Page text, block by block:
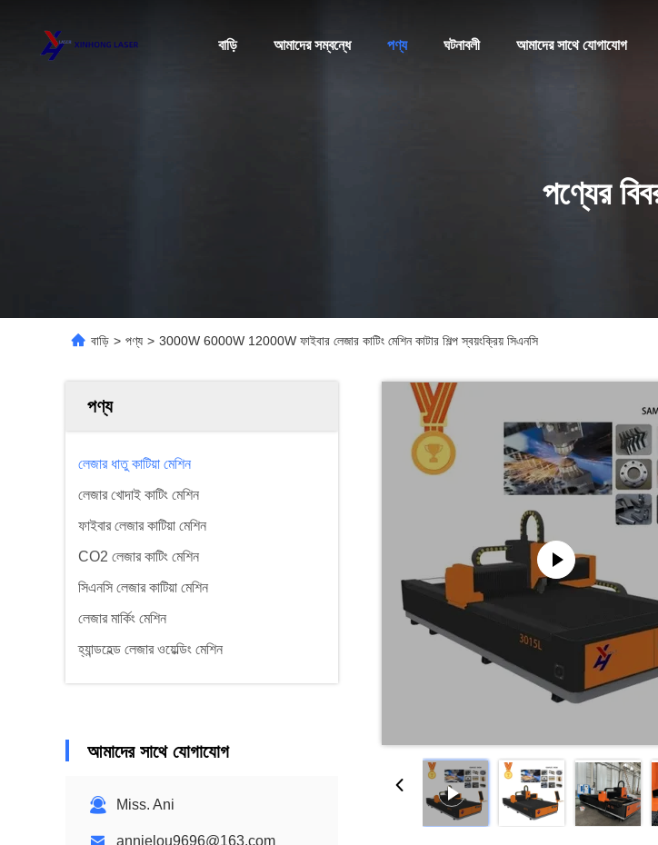
বাড়ি আমাদের সম্বন্ধে পণ্য ঘটনাবলী আমাদের সাথে যোগাযোগ
পণ্যের
বাড়ি > পণ্য > 3000W 6000W 12000W ফাইবার লেজার কাটিং মেশিন কাটার শিল্প স্বয়ংক্রিয় সিএনসি
পণ্য
লেজার ধাতু কাটিয়া মেশিন
লেজার খোদাই কাটিং মেশিন
ফাইবার লেজার কাটিয়া মেশিন
CO2 লেজার কাটিং মেশিন
সিএনসি লেজার কাটিয়া মেশিন
লেজার মার্কিং মেশিন
হ্যান্ডহেল্ড লেজার ওয়েল্ডিং মেশিন
আমাদের সাথে যোগাযোগ
Miss. Ani
annielou9696@163.com